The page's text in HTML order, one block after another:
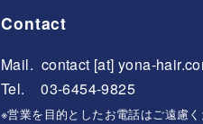
Contact
Mail. contact [at] yona-
Tel. 03-6454-9825
※営業を目的としたお電話はご遠慮